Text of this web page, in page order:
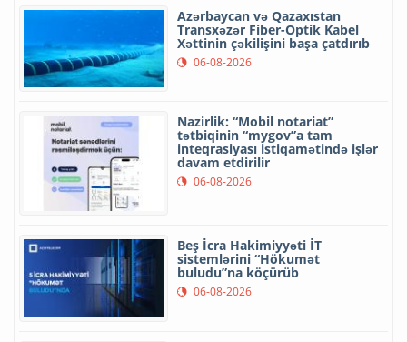
Azərbaycan və Qazaxıstan
Transxəzər Fiber-Optik Kabel
Xəttinin çəkilişini başa çatdırıb
06-08-2026
Nazirlik: “Mobil notariat”
tətbiqinin “mygov”a tam
inteqrasiyası istiqamətində işlər
davam etdirilir
06-08-2026
Beş İcra Hakimiyyəti İT
sistemlərini “Hökumət
buludu”na köçürüb
06-08-2026